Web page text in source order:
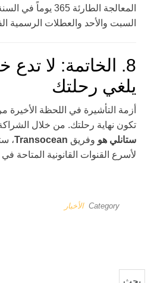
المعالجة الطارئة 365
السبت والأحد والعطلات الرسمية
8. الخاتمة: لا تدع
يلغي رحلتك
أزمة التأشيرة في اللحظة الأخيرة
تكون نهاية رحلتك. من خلال
ستانلي هو وفريق Transocean،
لأسرع القنوات القانونية المتاحة في عام
Category الأخبار